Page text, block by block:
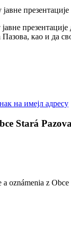
као и да
Stará Pazova
oznámenia z Obce